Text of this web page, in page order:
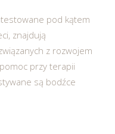
pod kątem
znajdują
z rozwojem
przy terapii
są bodźce